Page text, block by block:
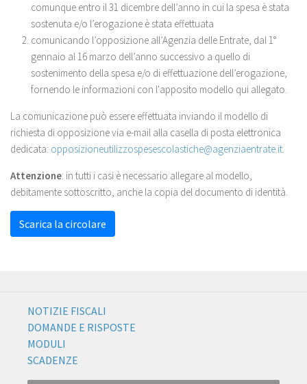
comunque entro il 31 dicembre dell’anno in cui la spesa è stata
sostenuta e/o l’erogazione è stata effettuata
comunicando l’opposizione all’Agenzia delle Entrate, dal 1°
gennaio al 16 marzo dell’anno successivo a quello di
sostenimento della spesa e/o di effettuazione dell’erogazione,
fornendo le informazioni con l'apposito modello qui allegato.
La comunicazione può essere effettuata inviando il modello di
richiesta di opposizione via e-mail alla casella di posta elettronica
dedicata: opposizioneutilizzospesescolastiche@agenziaentrate.it.
Attenzione: in tutti i casi è necessario allegare al modello,
debitamente sottoscritto, anche la copia del documento di identità.
Scarica la circolare
NOTIZIE FISCALI
DOMANDE E RISPOSTE
MODULI
SCADENZE